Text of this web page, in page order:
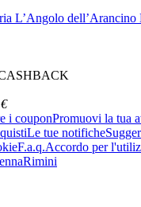
L’Angolo
€
i couponPromuovi la tua
Le tue notifiche
F.a.q.Accordo per
Rimini